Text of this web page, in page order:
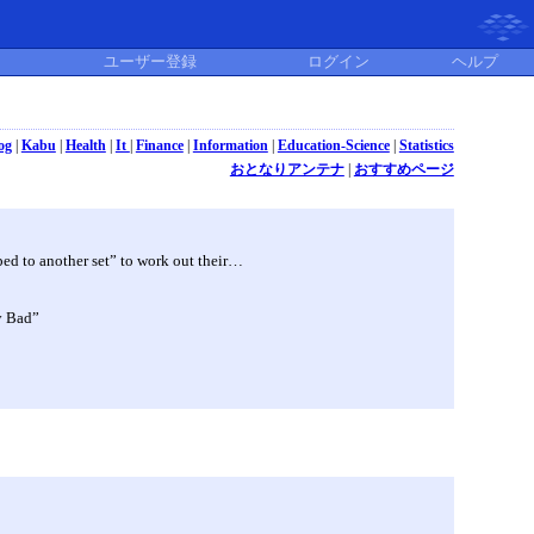
ユーザー登録 ログイン ヘルプ
| Kabu| Health| It Finance| Information| Education-Science| Statistics
おとなりアンテナ| おすすめページ
to another set” to work out their…
Bad”